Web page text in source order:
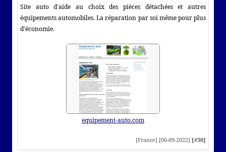
Site auto d'aide au choix des pièces détachées et autres
équipements automobiles. La réparation par soi même pour plus
d'économie.
equipement-auto.com
[France] [06-09-2022] [#30]